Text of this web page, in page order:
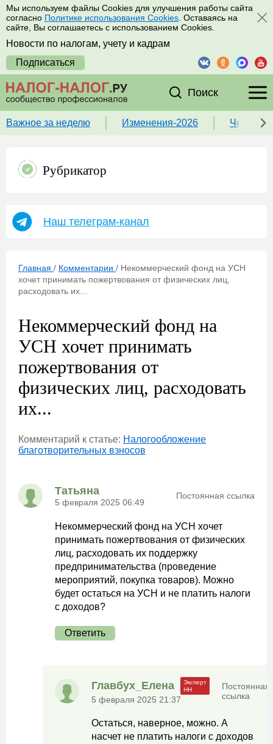
Мы используем файлы Cookies для улучшения работы сайта
согласно Политике использования Cookies . Оставаясь на
сайте, Вы соглашаетесь с использованием Cookies.
Новости по налогам, учету и кадрам
Подписаться
Поиск
Важное за неделю Изменения-2026 Чек-
Рубрикатор
Наш телеграм-канал
Главная / Комментарии / Некоммерческий фонд на УСН
хочет принимать пожертвования от физических лиц,
расходовать их...
Некоммерческий фонд на
УСН хочет принимать
пожертвования от
физических лиц, расходовать
их...
Комментарий к статье: Налогообложение
благотворительных взносов
Татьяна
5 февраля 2025 06:49
Постоянная ссылка
Некоммерческий фонд на УСН хочет
принимать пожертвования от физических
лиц, расходовать их поддержку
предпринимательства (проведение
мероприятий, покупка товаров). Можно
будет остаться на УСН и не платить налоги
с доходов?
Ответить
Главбух_Елена
5 февраля 2025 21:37
Постоянная
ссылка
Остаться, наверное, можно. А
насчет не платить налоги с доходов